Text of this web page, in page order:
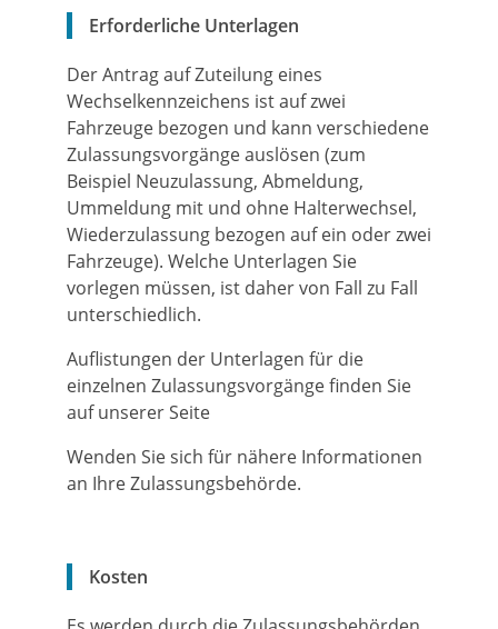
Erforderliche Unterlagen
Der Antrag auf Zuteilung eines
Wechselkennzeichens ist auf zwei
Fahrzeuge bezogen und kann verschiedene
Zulassungsvorgänge auslösen (zum
Beispiel Neuzulassung, Abmeldung,
Ummeldung mit und ohne Halterwechsel,
Wiederzulassung bezogen auf ein oder zwei
Fahrzeuge). Welche Unterlagen Sie
vorlegen müssen, ist daher von Fall zu Fall
unterschiedlich.
Auflistungen der Unterlagen für die
einzelnen Zulassungsvorgänge finden Sie
auf unserer Seite
Wenden Sie sich für nähere Informationen
an Ihre Zulassungsbehörde.
Kosten